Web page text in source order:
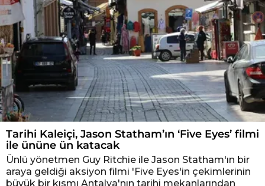
Tarihi Kaleiçi, Jason Statham’ın ‘Five Eyes’ filmi
ile ününe ün katacak
Ünlü yönetmen Guy Ritchie ile Jason Statham'ın bir
araya geldiği aksiyon filmi 'Five Eyes'in çekimlerinin
büyük bir kısmı Antalya'nın tarihi mekanlarından